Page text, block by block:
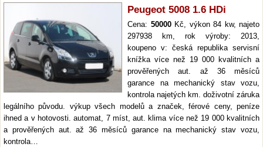
Peugeot 5008 1.6 HDi
Cena: 50000Kč, výkon 84 kw, najeto
297938 km, rok výroby: 2013,
koupeno v: česká republika servisní
knížka více než 19 000 kvalitních a
prověřených aut. až 36 měsíců
garance na mechanický stav vozu,
kontrola najetých km. doživotní záruka
legálního původu. výkup všech modelů a značek, férové ceny, peníze
ihned a v hotovosti. automat, 7 míst, aut. klima více než 19 000 kvalitních
a prověřených aut. až 36 měsíců garance na mechanický stav vozu,
kontrola…